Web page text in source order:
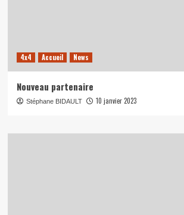
4x4 Accueil News
Nouveau partenaire
Stéphane BIDAULT 10 janvier 2023